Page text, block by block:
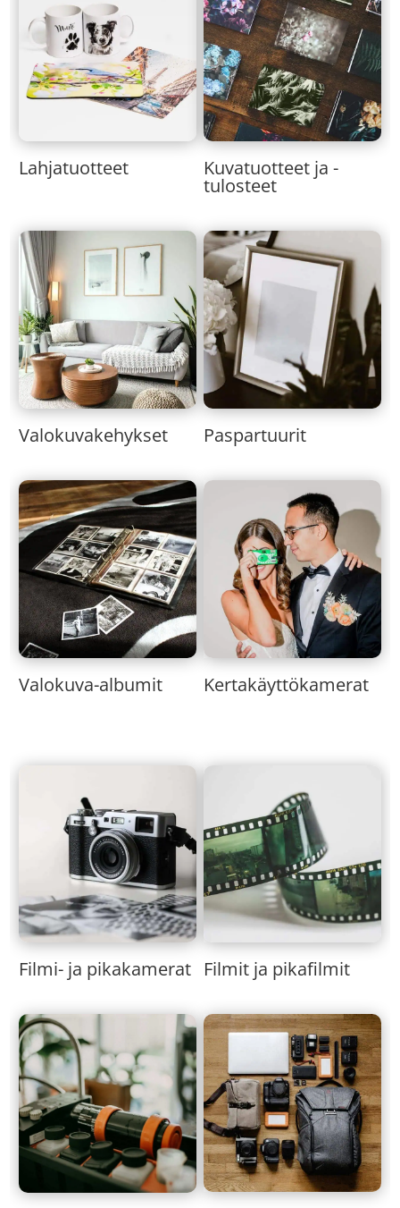
Lahjatuotteet Kuvatuotteet ja -
tulosteet
Valokuvakehykset Paspartuurit
Valokuva-albumit Kertakäyttökamerat
Filmi- ja pikakamerat Filmit ja pikafilmit